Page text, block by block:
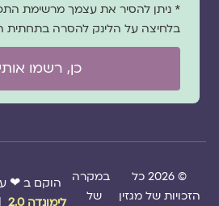
* ניתן להסיר את עצמך מרשימת
בלחיצה על הלינק להסרה בתחתית
כן, רשמו אותי!
© 2026 כל
הזכויות של מגזין
במקרה
של
הוקם ב ❤ על
לימונדה 2.0
|